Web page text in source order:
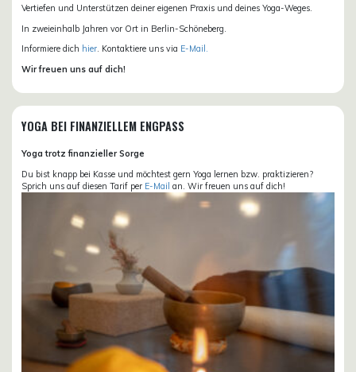
Vertiefen und Unterstützen deiner eigenen Praxis und deines Yoga-Weges.
In zweieinhalb Jahren vor Ort in Berlin-Schöneberg.
Informiere dich hier. Kontaktiere uns via E-Mail.
Wir freuen uns auf dich!
YOGA BEI FINANZIELLEM ENGPASS
Yoga trotz finanzieller Sorge
Du bist knapp bei Kasse und möchtest gern Yoga lernen bzw. praktizieren?
Sprich uns auf diesen Tarif per E-Mail an. Wir freuen uns auf dich!